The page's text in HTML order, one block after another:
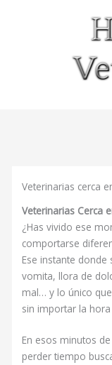
Veterinarias cerca
Veterinarias Cerca
¿Has vivido ese
comportarse
Ese instante
vomita, llora de
mal… y lo único
sin importar la hora
En esos minutos
perder tiempo